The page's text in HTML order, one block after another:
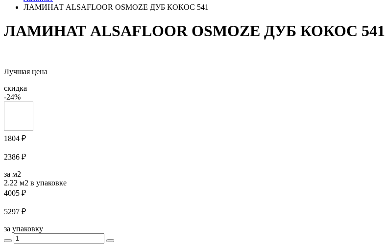
ЛАМИНАТ ALSAFLOOR OSMOZE ДУБ КОКОС 541
ЛАМИНАТ ALSAFLOOR OSMOZE ДУБ КОКОС 541
Лучшая цена
скидка
-24%
1804 ₽
2386 ₽
за м2
2.22 м2 в упаковке
4005 ₽
5297 ₽
за упаковку